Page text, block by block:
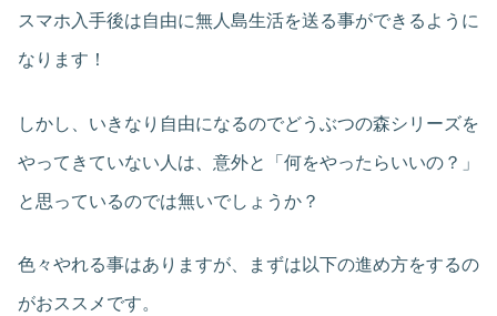
スマホ入手後は自由に無人島生活を送る事ができるように
なります！
しかし、いきなり自由になるのでどうぶつの森シリーズを
やってきていない人は、意外と「何をやったらいいの？」
と思っているのでは無いでしょうか？
色々やれる事はありますが、まずは以下の進め方をするの
がおススメです。